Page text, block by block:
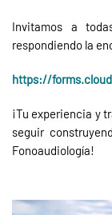
Invitamos a
respondiendo la
https://
¡Tu experiencia y
seguir
Fonoaudiología!